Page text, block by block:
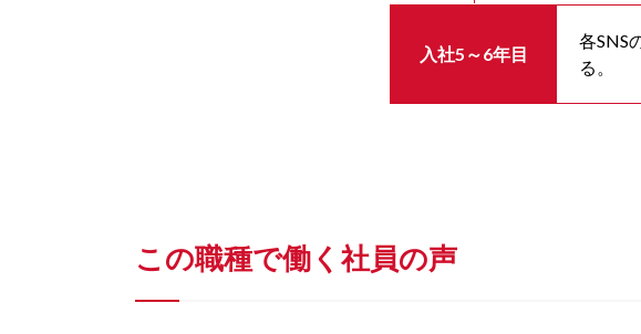
入社5～6年目
各SNS
る。
この職種で働く社員の声